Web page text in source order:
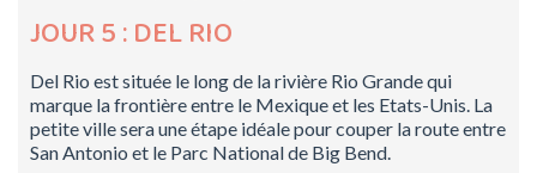
JOUR 5 : DEL RIO
Del Rio est située le long de la rivière Rio Grande qui
marque la frontière entre le Mexique et les Etats-Unis. La
petite ville sera une étape idéale pour couper la route entre
San Antonio et le Parc National de Big Bend.